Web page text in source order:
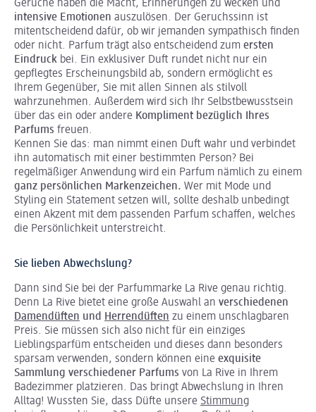
Gerüche haben die Macht, Erinnerungen zu wecken und
intensive Emotionen auszulösen. Der Geruchssinn ist
mitentscheidend dafür, ob wir jemanden sympathisch finden
oder nicht. Parfum trägt also entscheidend zum ersten
Eindruck bei. Ein exklusiver Duft rundet nicht nur ein
gepflegtes Erscheinungsbild ab, sondern ermöglicht es
Ihrem Gegenüber, Sie mit allen Sinnen als stilvoll
wahrzunehmen. Außerdem wird sich Ihr Selbstbewusstsein
über das ein oder andere Kompliment bezüglich Ihres
Parfums freuen.
Kennen Sie das: man nimmt einen Duft wahr und verbindet
ihn automatisch mit einer bestimmten Person? Bei
regelmäßiger Anwendung wird ein Parfum nämlich zu einem
ganz persönlichen Markenzeichen. Wer mit Mode und
Styling ein Statement setzen will, sollte deshalb unbedingt
einen Akzent mit dem passenden Parfum schaffen, welches
die Persönlichkeit unterstreicht.
Sie lieben Abwechslung?
Dann sind Sie bei der Parfummarke La Rive genau richtig.
Denn La Rive bietet eine große Auswahl an verschiedenen
Damendüften und Herrendüften zu einem unschlagbaren
Preis. Sie müssen sich also nicht für ein einziges
Lieblingsparfüm entscheiden und dieses dann besonders
sparsam verwenden, sondern können eine exquisite
Sammlung verschiedener Parfums von La Rive in Ihrem
Badezimmer platzieren. Das bringt Abwechslung in Ihren
Alltag! Wussten Sie, dass Düfte unsere Stimmung